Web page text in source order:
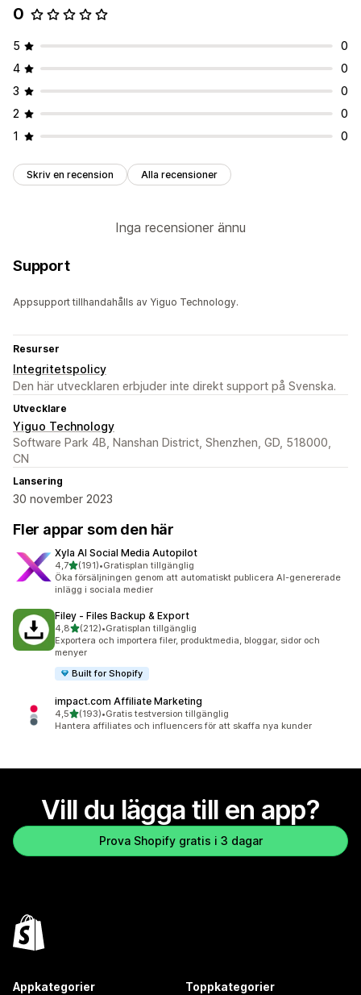
0
5
0
4
0
3
0
2
0
1
0
Skriv en recension Alla recensioner
Inga recensioner ännu
Support
Appsupport tillhandahålls av Yiguo Technology.
Resurser
Integritetspolicy
Den här utvecklaren erbjuder inte direkt support på Svenska.
Utvecklare
Yiguo Technology
Software Park 4B, Nanshan District, Shenzhen, GD, 518000,
CN
Lansering
30 november 2023
Fler appar som den här
Xyla AI Social Media Autopilot
4,7av 5 stjärnor
(191)
191 recensioner totalt
•Gratisplan tillgänglig
Öka försäljningen genom att automatiskt publicera AI-genererade
inlägg i sociala medier
Filey ‑ Files Backup & Export
4,8av 5 stjärnor
(212)
212 recensioner totalt
•Gratisplan tillgänglig
Exportera och importera filer, produktmedia, bloggar, sidor och
menyer
Built for Shopify
impact.com Affiliate Marketing
4,5av 5 stjärnor
(193)
193 recensioner totalt
•Gratis testversion tillgänglig
Hantera affiliates och influencers för att skaffa nya kunder
Vill du lägga till en app?
Prova Shopify gratis i 3 dagar
Appkategorier Toppkategorier